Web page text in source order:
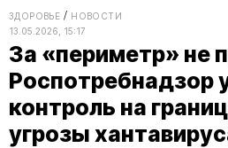
ЗДОРОВЬЕ
НОВОСТИ
13.05.2026, 15:17
За «периметр» не
Роспотребнадзор
контроль на
угрозы